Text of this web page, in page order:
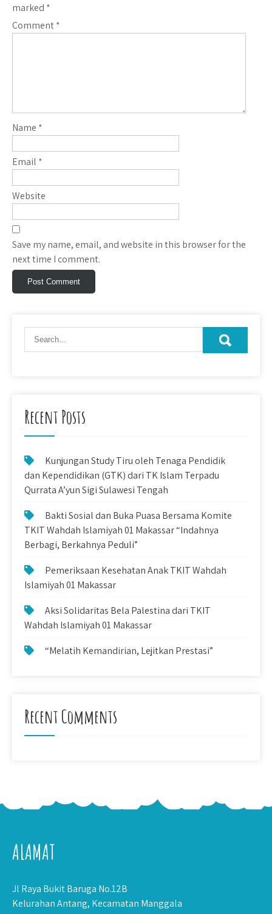
marked *
Comment*
Name *
Email *
Website
Save my name, email, and website in this browser for the
next time I comment.
Recent Posts
Kunjungan Study Tiru oleh Tenaga Pendidik
dan Kependidikan (GTK) dari TK Islam Terpadu
Qurrata A’yun Sigi Sulawesi Tengah
Bakti Sosial dan Buka Puasa Bersama Komite
TKIT Wahdah Islamiyah 01 Makassar “Indahnya
Berbagi, Berkahnya Peduli”
Pemeriksaan Kesehatan Anak TKIT Wahdah
Islamiyah 01 Makassar
Aksi Solidaritas Bela Palestina dari TKIT
Wahdah Islamiyah 01 Makassar
“Melatih Kemandirian, Lejitkan Prestasi”
Recent Comments
ALAMAT
Jl Raya Bukit Baruga No.12B
Kelurahan Antang, Kecamatan Manggala